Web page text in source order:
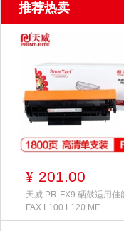
推荐热卖
¥ 201.00
天威 PR-FX9 硒鼓适用佳
FAX L100 L120 MF